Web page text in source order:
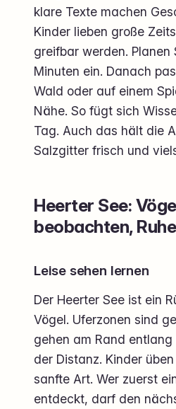
klare Texte machen
Kinder lieben große
greifbar werden. Planen
Minuten ein. Danach
Wald oder auf einem
Nähe. So fügt sich
Tag. Auch das hält die
Salzgitter frisch und
Heerter See:
beobachten,
Leise sehen lernen
Der Heerter See ist ein
Vögel. Uferzonen sind
gehen am Rand
der Distanz. Kinder
sanfte Art. Wer zuerst
entdeckt, darf den